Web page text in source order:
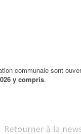
communale sont
y compris.